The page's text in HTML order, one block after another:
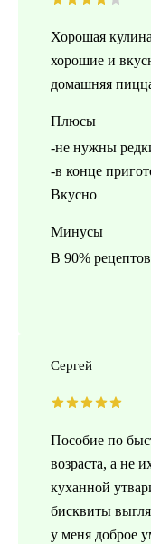
Хорошая
хорошие и
домашняя
Плюсы
-не нужны
-в конце
Вкусно
Минусы
В 90%
Сергей
Пособие по
возраста, а не
куханной
бисквиты
у меня доброе